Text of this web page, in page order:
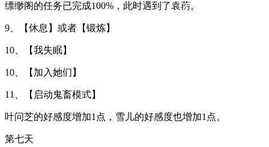
缥缈阁的任务已完成100%，此时遇到了袁葕。
9、【休息】或者【锻炼】
10、【我失眠】
10、【加入她们】
11、【启动鬼畜模式】
叶问芝的好感度增加1点，雪儿的好感度也增加1点。
第七天